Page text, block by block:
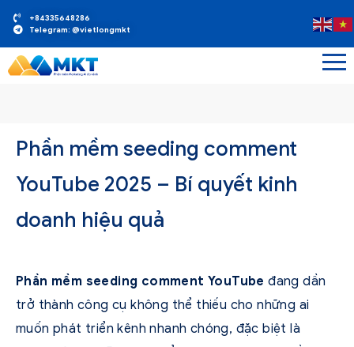
+84335648286
Telegram: @vietlongmkt
Phần mềm seeding comment
YouTube 2025 – Bí quyết kinh
doanh hiệu quả
Phần mềm seeding comment YouTube đang dần
trở thành công cụ không thể thiếu cho những ai
muốn phát triển kênh nhanh chóng, đặc biệt là